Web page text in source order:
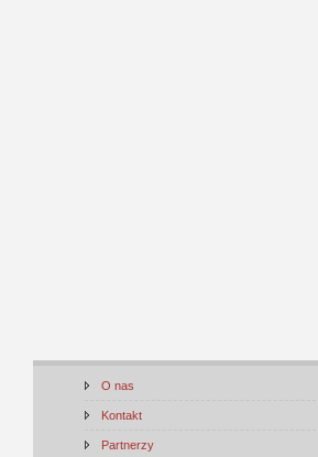
O nas
Kontakt
Partnerzy